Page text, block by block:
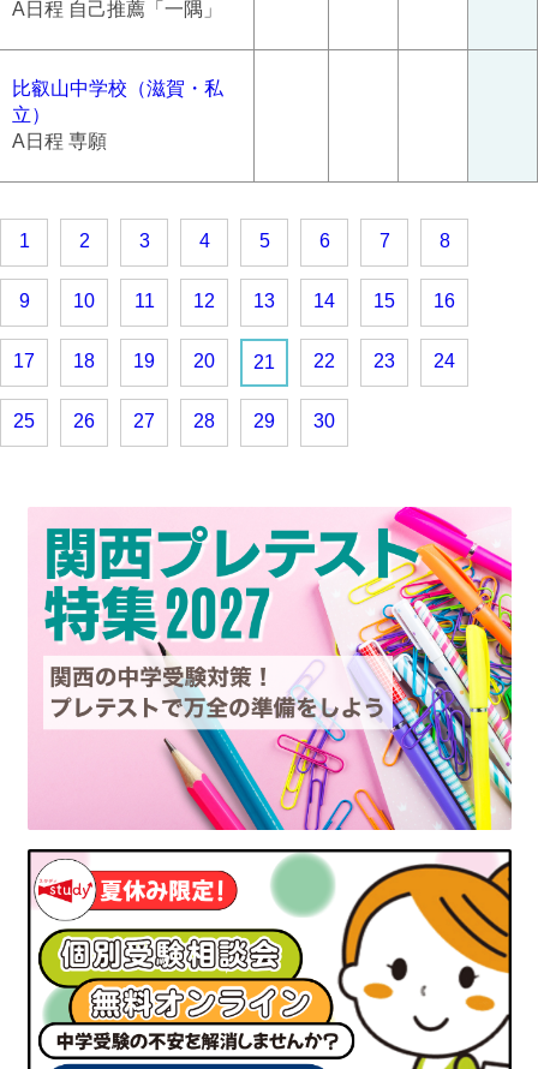
A日程 自己推薦「一隅」
比叡山中学校（滋賀・私
立）
A日程 専願
1 2 3 4 5 6 7 8
9 10 11 12 13 14 15 16
17 18 19 20 21 22 23 24
25 26 27 28 29 30